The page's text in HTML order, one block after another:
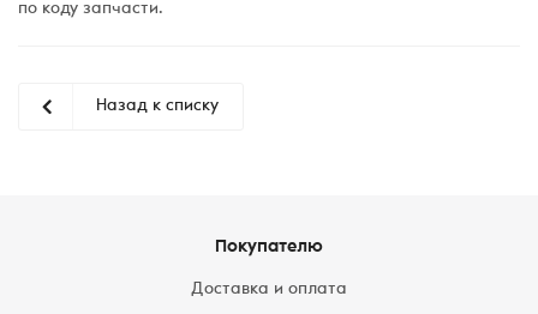
по коду запчасти.
Назад к списку
Покупателю
Доставка и оплата